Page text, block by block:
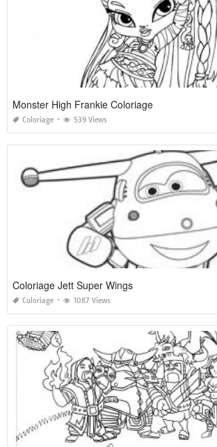
Monster High Frankie Coloriage
Coloriage 539 Views
Coloriage Jett Super Wings
Coloriage 1087 Views